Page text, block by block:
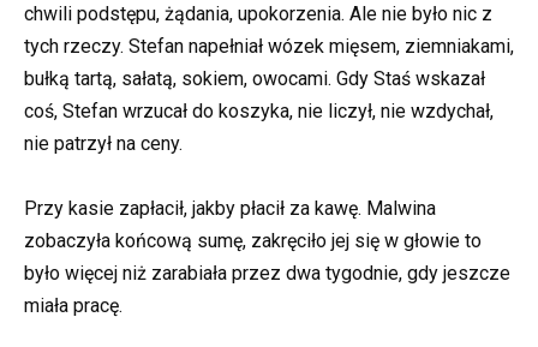
chwili podstępu, żądania, upokorzenia. Ale nie było nic z
tych rzeczy. Stefan napełniał wózek mięsem, ziemniakami,
bułką tartą, sałatą, sokiem, owocami. Gdy Staś wskazał
coś, Stefan wrzucał do koszyka, nie liczył, nie wzdychał,
nie patrzył na ceny.
Przy kasie zapłacił, jakby płacił za kawę. Malwina
zobaczyła końcową sumę, zakręciło jej się w głowie to
było więcej niż zarabiała przez dwa tygodnie, gdy jeszcze
miała pracę.